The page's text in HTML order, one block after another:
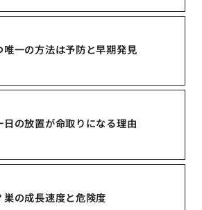
一の方法は予防と早期発見
の放置が命取りになる理由
の成長速度と危険度